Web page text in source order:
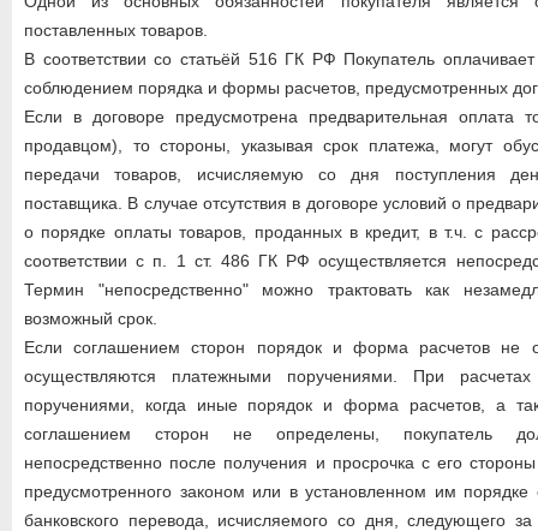
поставленных товаров.
В соответствии со статьёй 516 ГК РФ Покупатель
соблюдением порядка и формы расчетов, предусмотренных
Если в договоре предусмотрена предварительная оплата
продавцом), то стороны, указывая срок платежа, могут
передачи товаров, исчисляемую со дня поступления
поставщика. В случае отсутствия в договоре условий о
о порядке оплаты товаров, проданных в кредит, в т.ч. с
соответствии с п. 1 ст. 486 ГК РФ осуществляется
Термин "непосредственно" можно трактовать как
возможный срок.
Если соглашением сторон порядок и форма расчетов не
осуществляются платежными поручениями. При
поручениями, когда иные порядок и форма расчетов, а
соглашением сторон не определены, покупатель
непосредственно после получения и просрочка с его
предусмотренного законом или в установленном им порядке
банковского перевода, исчисляемого со дня, следующего